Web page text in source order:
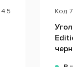
4.5 Код